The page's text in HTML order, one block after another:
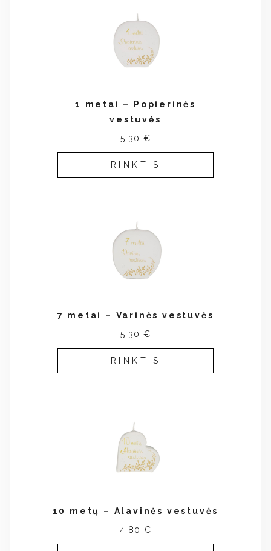
1 metai – Popierinės
vestuvės
5.30 €
RINKTIS
7 metai – Varinės vestuvės
5.30 €
RINKTIS
10 metų – Alavinės vestuvės
4.80 €